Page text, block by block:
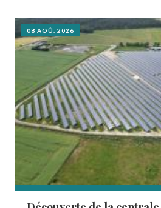
08 AOÛ. 2026